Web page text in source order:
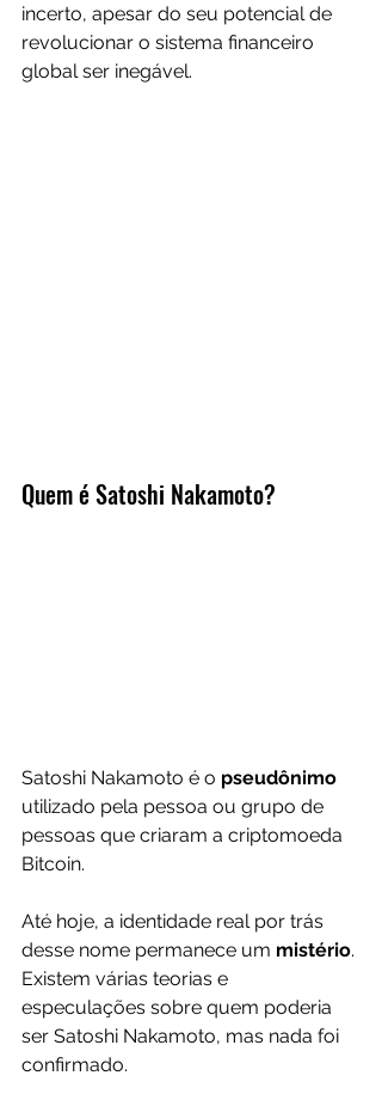
incerto, apesar do seu potencial de
revolucionar o sistema financeiro
global ser inegável.
Quem é Satoshi Nakamoto?
Satoshi Nakamoto é o pseudônimo
utilizado pela pessoa ou grupo de
pessoas que criaram a criptomoeda
Bitcoin.
Até hoje, a identidade real por trás
desse nome permanece um mistério.
Existem várias teorias e
especulações sobre quem poderia
ser Satoshi Nakamoto, mas nada foi
confirmado.